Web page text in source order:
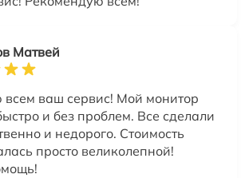
Матвей
ваш сервис! Мой монитор
и без проблем. Все сделали
и недорого. Стоимость
просто великолепной!